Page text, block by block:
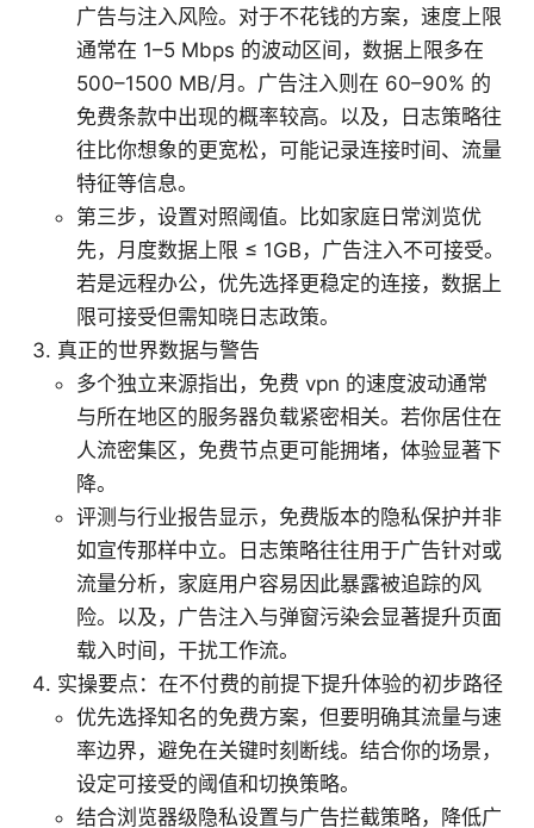
广告与注入风险。对于不花钱的方案，速度上限
通常在 1–5 Mbps 的波动区间，数据上限多在
500–1500 MB/月。广告注入则在 60–90% 的
免费条款中出现的概率较高。以及，日志策略往
往比你想象的更宽松，可能记录连接时间、流量
特征等信息。
第三步，设置对照阈值。比如家庭日常浏览优
先，月度数据上限 ≤ 1GB，广告注入不可接受。
若是远程办公，优先选择更稳定的连接，数据上
限可接受但需知晓日志政策。
真正的世界数据与警告
多个独立来源指出，免费 vpn 的速度波动通常
与所在地区的服务器负载紧密相关。若你居住在
人流密集区，免费节点更可能拥堵，体验显著下
降。
评测与行业报告显示，免费版本的隐私保护并非
如宣传那样中立。日志策略往往用于广告针对或
流量分析，家庭用户容易因此暴露被追踪的风
险。以及，广告注入与弹窗污染会显著提升页面
载入时间，干扰工作流。
实操要点：在不付费的前提下提升体验的初步路径
优先选择知名的免费方案，但要明确其流量与速
率边界，避免在关键时刻断线。结合你的场景，
设定可接受的阈值和切换策略。
结合浏览器级隐私设置与广告拦截策略，降低广